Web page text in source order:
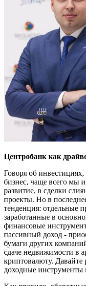
Центробанк как
Говоря об
бизнес, чаще всего мы
развитие, в сделки
проекты. Но в
тенденция: отдельные
заработанные в
финансовые
пассивный доход -
бумаги других
сдаче недвижимости в
криптовалюту. Давайте
доходные инструменты